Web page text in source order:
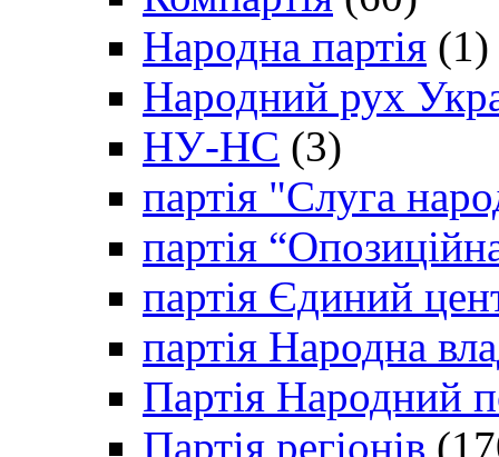
Народна партія (1)
Народний рух
НУ-НС (3)
партія "Слуга
партія
партія Єдиний
партія Народна
Партія Народний
Партія регіонів